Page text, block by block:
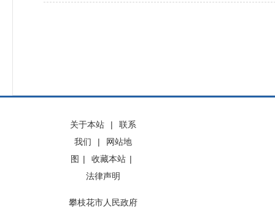
关于本站 |
联系
我们
|
网站地
图 | 收藏本站 |
法律声明
攀枝花市人民政府